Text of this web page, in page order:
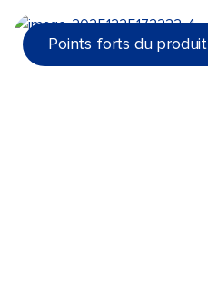
Points forts du produit